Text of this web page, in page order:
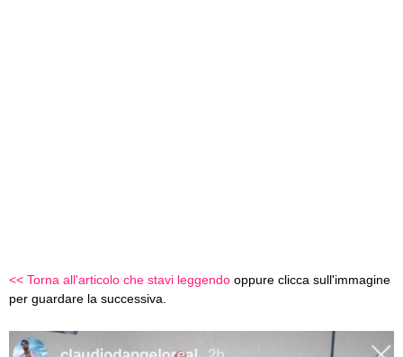
<< Torna all'articolo che stavi leggendo oppure clicca sull'immagine
per guardare la successiva.